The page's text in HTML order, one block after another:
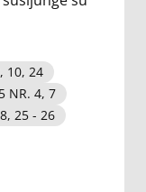
10, 24
NR. 4, 7
25 - 26